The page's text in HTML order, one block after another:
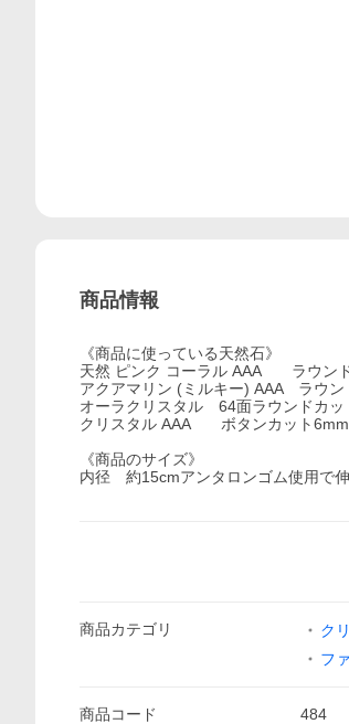
商品情報
《商品に使っている天然石》
天然 ピンク コーラル AAA ラウン
アクアマリン (ミルキー) AAA ラウン
オーラクリスタル 64面ラウンドカッ
クリスタル AAA ボタンカット6mm
《商品のサイズ》
内径 約15cmアンタロンゴム使用で伸
商品カテゴリ ク
フ
商品コード 484